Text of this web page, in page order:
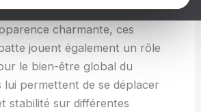
charmante, ces
jouent également un rôle
le bien-être global du
lui permettent de se déplacer
stabilité sur différentes